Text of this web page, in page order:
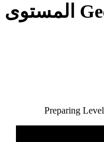
Preparing Level